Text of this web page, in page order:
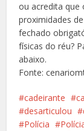
ou acredita que
proximidades
fechado
físicas do réu?
abaixo.
Fonte:
cadeirante
desarticulou
Polícia